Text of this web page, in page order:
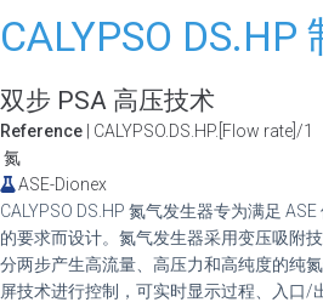
CALYPSO DS.HP
双步 PSA 高压技术
Reference | CALYPSO.DS.HP.[Flow rate]/1
氮
ASE-Dionex
CALYPSO DS.HP 氮气发生器专为满足
的要求而设计。氮气发生器采用变压吸附
分两步产生高流量、高压力和高纯度的纯
屏技术进行控制，可实时显示过程、入口/